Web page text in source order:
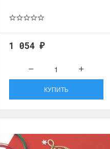
1 054 ₽
КУПИТЬ